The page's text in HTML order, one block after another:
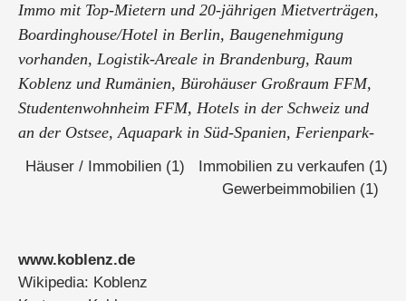
Immo mit Top-Mietern und 20-jährigen Mietverträgen,
Boardinghouse/Hotel in Berlin, Baugenehmigung
vorhanden, Logistik-Areale in Brandenburg, Raum
Koblenz und Rumänien, Bürohäuser Großraum FFM,
Studentenwohnheim FFM, Hotels in der Schweiz und
an der Ostsee, Aquapark in Süd-Spanien, Ferienpark-
Projekt Griechenland und Ostsee ...
Häuser / Immobilien (1)
Immobilien zu verkaufen (1)
Gewerbeimmobilien (1)
www.koblenz.de
Wikipedia: Koblenz